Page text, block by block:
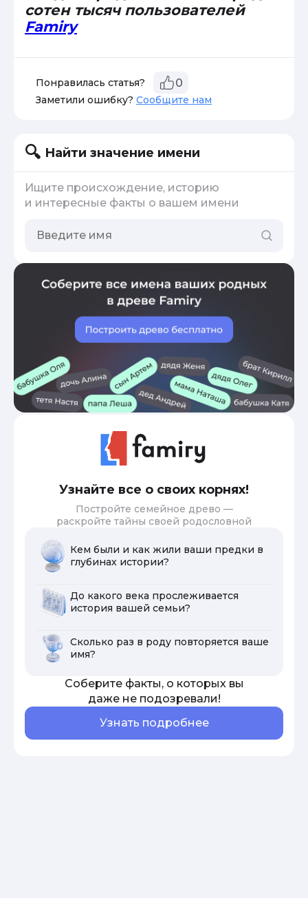
сотен тысяч пользователей
Famiry
Понравилась статья? 0
Заметили ошибку? Сообщите нам
Найти значение имени
Ищите происхождение, историю
и интересные факты о вашем имени
Узнайте все о своих корнях!
Постройте семейное древо —
раскройте тайны своей родословной
Кем были и как жили ваши предки в
глубинах истории?
До какого века прослеживается
история вашей семьи?
Сколько раз в роду повторяется ваше
имя?
Соберите факты, о которых вы
даже не подозревали!
Узнать подробнее